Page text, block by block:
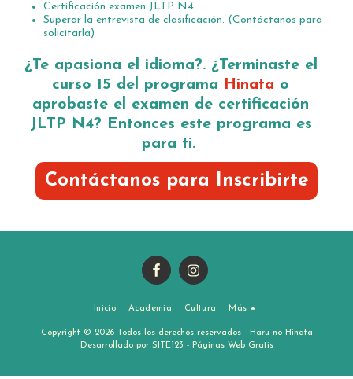
Certificación examen JLTP N4.
Superar la entrevista de clasificación. (Contáctanos para
solicitarla)
¿Te apasiona el idioma?. ¿Terminaste el
curso 15 del programa Hinata o
aprobaste el examen de certificación
JLTP N4? Entonces este programa es
para ti.
Contáctanos para Inscribirte
Inicio Academia Cultura Más
Copyright © 2026 Todos los derechos reservados - Haru no Hinata
Desarrollado por SITE123 - Páginas Web Gratis